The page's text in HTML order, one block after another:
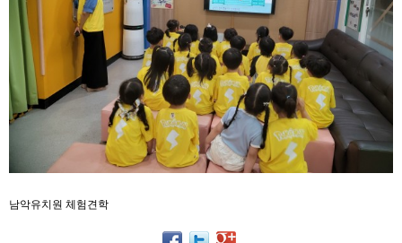
남악유치원 체험견학